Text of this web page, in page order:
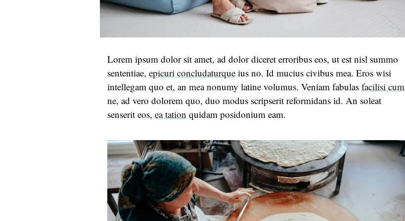
Lorem ipsum dolor sit amet, ad dolor diceret erroribus eos, ut est nisl summo
sententiae, epicuri concludaturque ius no. Id mucius civibus mea. Eros wisi
intellegam quo et, an mea nonumy latine volumus. Veniam fabulas facilisi cum
ne, ad vero dolorem quo, duo modus scripserit reformidans id. An soleat
senserit eos, ea tation quidam posidonium eam.